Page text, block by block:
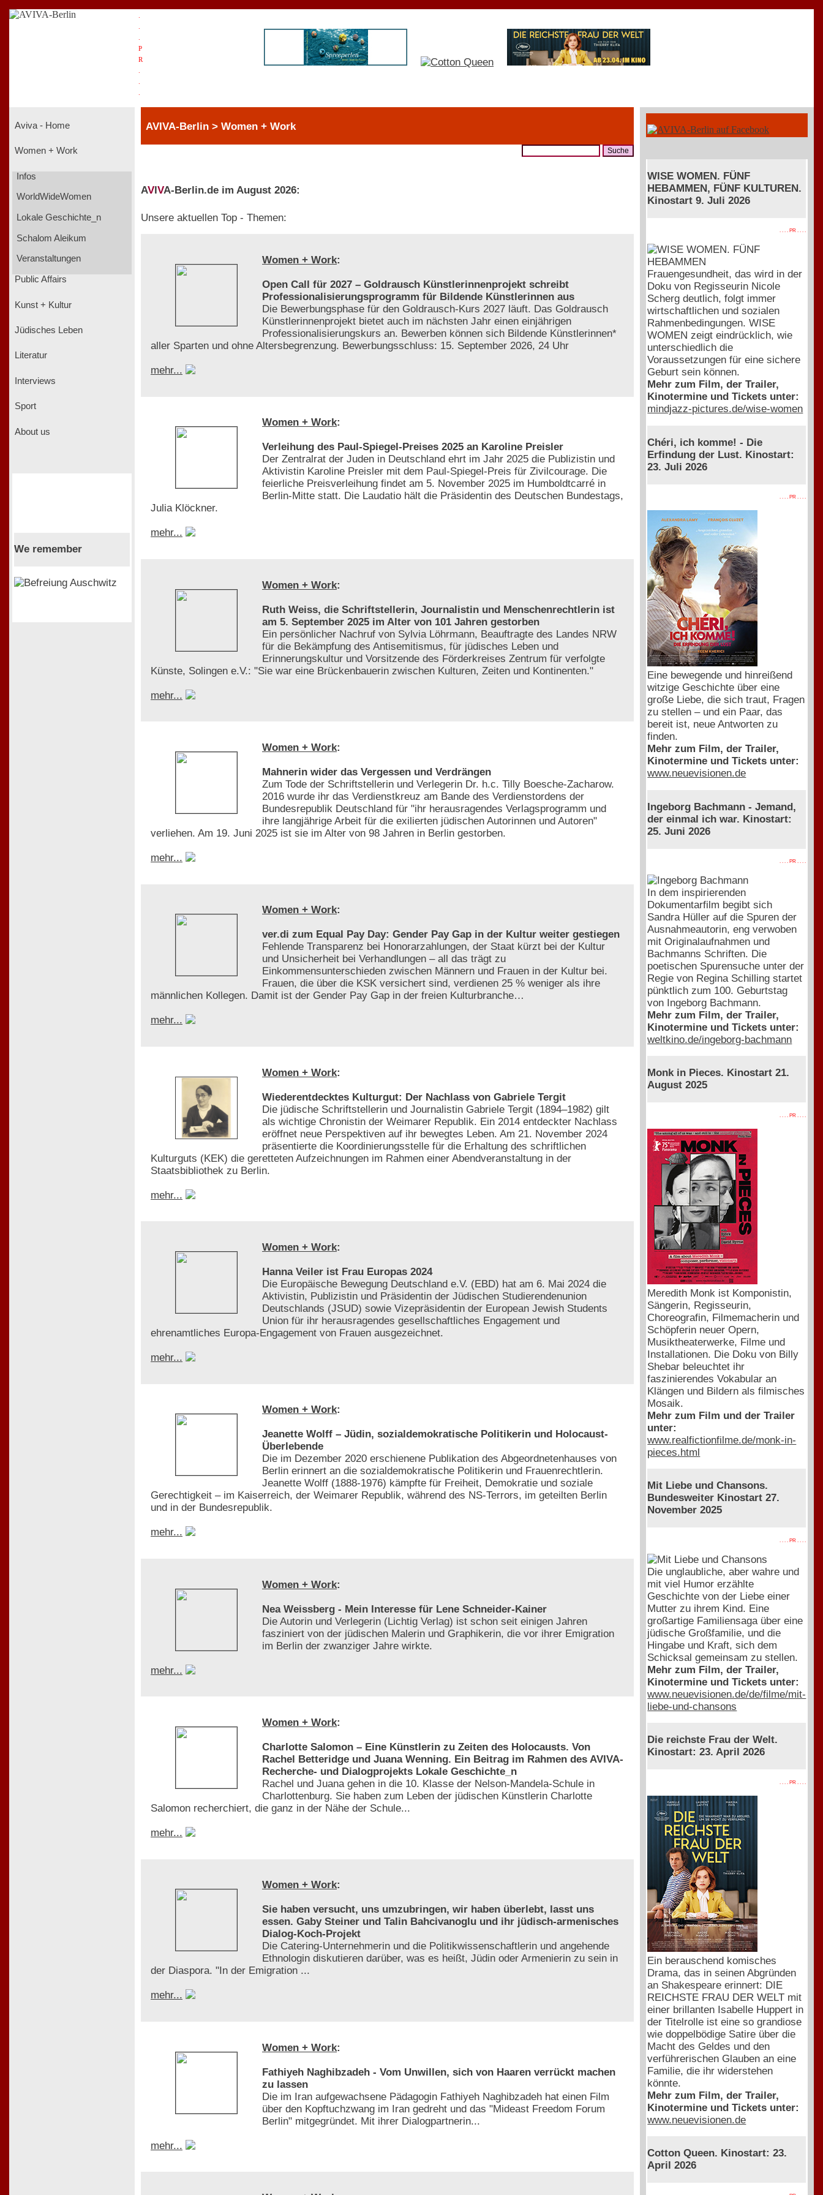
P
R
Aviva - Home
Women + Work
Infos
WorldWideWomen
Lokale Geschichte_n
Schalom Aleikum
Veranstaltungen
Public Affairs
Kunst + Kultur
Jüdisches Leben
Literatur
Interviews
Sport
About us
We remember
AVIVA-Berlin > Women + Work
AVIVA-Berlin.de im August 2026:
Unsere aktuellen Top - Themen:
Women + Work:
Open Call für 2027 – Goldrausch Künstlerinnenprojekt schreibt
Professionalisierungsprogramm für Bildende Künstlerinnen aus
Die Bewerbungsphase für den Goldrausch-Kurs 2027 läuft. Das Goldrausch
Künstlerinnenprojekt bietet auch im nächsten Jahr einen einjährigen
Professionalisierungskurs an. Bewerben können sich Bildende Künstlerinnen*
aller Sparten und ohne Altersbegrenzung. Bewerbungsschluss: 15. September 2026, 24 Uhr
mehr...
Women + Work:
Verleihung des Paul-Spiegel-Preises 2025 an Karoline Preisler
Der Zentralrat der Juden in Deutschland ehrt im Jahr 2025 die Publizistin und
Aktivistin Karoline Preisler mit dem Paul-Spiegel-Preis für Zivilcourage. Die
feierliche Preisverleihung findet am 5. November 2025 im Humboldtcarré in
Berlin-Mitte statt. Die Laudatio hält die Präsidentin des Deutschen Bundestags,
Julia Klöckner.
mehr...
Women + Work:
Ruth Weiss, die Schriftstellerin, Journalistin und Menschenrechtlerin ist
am 5. September 2025 im Alter von 101 Jahren gestorben
Ein persönlicher Nachruf von Sylvia Löhrmann, Beauftragte des Landes NRW
für die Bekämpfung des Antisemitismus, für jüdisches Leben und
Erinnerungskultur und Vorsitzende des Förderkreises Zentrum für verfolgte
Künste, Solingen e.V.: "Sie war eine Brückenbauerin zwischen Kulturen, Zeiten und Kontinenten."
mehr...
Women + Work:
Mahnerin wider das Vergessen und Verdrängen
Zum Tode der Schriftstellerin und Verlegerin Dr. h.c. Tilly Boesche-Zacharow.
2016 wurde ihr das Verdienstkreuz am Bande des Verdienstordens der
Bundesrepublik Deutschland für "ihr herausragendes Verlagsprogramm und
ihre langjährige Arbeit für die exilierten jüdischen Autorinnen und Autoren"
verliehen. Am 19. Juni 2025 ist sie im Alter von 98 Jahren in Berlin gestorben.
mehr...
Women + Work:
ver.di zum Equal Pay Day: Gender Pay Gap in der Kultur weiter gestiegen
Fehlende Transparenz bei Honorarzahlungen, der Staat kürzt bei der Kultur
und Unsicherheit bei Verhandlungen – all das trägt zu
Einkommensunterschieden zwischen Männern und Frauen in der Kultur bei.
Frauen, die über die KSK versichert sind, verdienen 25 % weniger als ihre
männlichen Kollegen. Damit ist der Gender Pay Gap in der freien Kulturbranche…
mehr...
Women + Work:
Wiederentdecktes Kulturgut: Der Nachlass von Gabriele Tergit
Die jüdische Schriftstellerin und Journalistin Gabriele Tergit (1894–1982) gilt
als wichtige Chronistin der Weimarer Republik. Ein 2014 entdeckter Nachlass
eröffnet neue Perspektiven auf ihr bewegtes Leben. Am 21. November 2024
präsentierte die Koordinierungsstelle für die Erhaltung des schriftlichen
Kulturguts (KEK) die geretteten Aufzeichnungen im Rahmen einer Abendveranstaltung in der
Staatsbibliothek zu Berlin.
mehr...
Women + Work:
Hanna Veiler ist Frau Europas 2024
Die Europäische Bewegung Deutschland e.V. (EBD) hat am 6. Mai 2024 die
Aktivistin, Publizistin und Präsidentin der Jüdischen Studierendenunion
Deutschlands (JSUD) sowie Vizepräsidentin der European Jewish Students
Union für ihr herausragendes gesellschaftliches Engagement und
ehrenamtliches Europa-Engagement von Frauen ausgezeichnet.
mehr...
Women + Work:
Jeanette Wolff – Jüdin, sozialdemokratische Politikerin und Holocaust-
Überlebende
Die im Dezember 2020 erschienene Publikation des Abgeordnetenhauses von
Berlin erinnert an die sozialdemokratische Politikerin und Frauenrechtlerin.
Jeanette Wolff (1888-1976) kämpfte für Freiheit, Demokratie und soziale
Gerechtigkeit – im Kaiserreich, der Weimarer Republik, während des NS-Terrors, im geteilten Berlin
und in der Bundesrepublik.
mehr...
Women + Work:
Nea Weissberg - Mein Interesse für Lene Schneider-Kainer
Die Autorin und Verlegerin (Lichtig Verlag) ist schon seit einigen Jahren
fasziniert von der jüdischen Malerin und Graphikerin, die vor ihrer Emigration
im Berlin der zwanziger Jahre wirkte.
mehr...
Women + Work:
Charlotte Salomon – Eine Künstlerin zu Zeiten des Holocausts. Von
Rachel Betteridge und Juana Wenning. Ein Beitrag im Rahmen des AVIVA-
Recherche- und Dialogprojekts Lokale Geschichte_n
Rachel und Juana gehen in die 10. Klasse der Nelson-Mandela-Schule in
Charlottenburg. Sie haben zum Leben der jüdischen Künstlerin Charlotte
Salomon recherchiert, die ganz in der Nähe der Schule...
mehr...
Women + Work:
Sie haben versucht, uns umzubringen, wir haben überlebt, lasst uns
essen. Gaby Steiner und Talin Bahcivanoglu und ihr jüdisch-armenisches
Dialog-Koch-Projekt
Die Catering-Unternehmerin und die Politikwissenschaftlerin und angehende
Ethnologin diskutieren darüber, was es heißt, Jüdin oder Armenierin zu sein in
der Diaspora. "In der Emigration ...
mehr...
Women + Work:
Fathiyeh Naghibzadeh - Vom Unwillen, sich von Haaren verrückt machen
zu lassen
Die im Iran aufgewachsene Pädagogin Fathiyeh Naghibzadeh hat einen Film
über den Kopftuchzwang im Iran gedreht und das "Mideast Freedom Forum
Berlin" mitgegründet. Mit ihrer Dialogpartnerin...
mehr...
WISE WOMEN. FÜNF
HEBAMMEN, FÜNF KULTUREN.
Kinostart 9. Juli 2026
. . . . PR . . . .
Frauengesundheit, das wird in der
Doku von Regisseurin Nicole
Scherg deutlich, folgt immer
wirtschaftlichen und sozialen
Rahmenbedingungen. WISE
WOMEN zeigt eindrücklich, wie
unterschiedlich die
Voraussetzungen für eine sichere
Geburt sein können.
Mehr zum Film, der Trailer,
Kinotermine und Tickets unter:
mindjazz-pictures.de/wise-women
Chéri, ich komme! - Die
Erfindung der Lust. Kinostart:
23. Juli 2026
. . . . PR . . . .
Eine bewegende und hinreißend
witzige Geschichte über eine
große Liebe, die sich traut, Fragen
zu stellen – und ein Paar, das
bereit ist, neue Antworten zu
finden.
Mehr zum Film, der Trailer,
Kinotermine und Tickets unter:
www.neuevisionen.de
Ingeborg Bachmann - Jemand,
der einmal ich war. Kinostart:
25. Juni 2026
. . . . PR . . . .
In dem inspirierenden
Dokumentarfilm begibt sich
Sandra Hüller auf die Spuren der
Ausnahmeautorin, eng verwoben
mit Originalaufnahmen und
Bachmanns Schriften. Die
poetischen Spurensuche unter der
Regie von Regina Schilling startet
pünktlich zum 100. Geburtstag
von Ingeborg Bachmann.
Mehr zum Film, der Trailer,
Kinotermine und Tickets unter:
weltkino.de/ingeborg-bachmann
Monk in Pieces. Kinostart 21.
August 2025
. . . . PR . . . .
Meredith Monk ist Komponistin,
Sängerin, Regisseurin,
Choreografin, Filmemacherin und
Schöpferin neuer Opern,
Musiktheaterwerke, Filme und
Installationen. Die Doku von Billy
Shebar beleuchtet ihr
faszinierendes Vokabular an
Klängen und Bildern als filmisches
Mosaik.
Mehr zum Film und der Trailer
unter:
www.realfictionfilme.de/monk-in-
pieces.html
Mit Liebe und Chansons.
Bundesweiter Kinostart 27.
November 2025
. . . . PR . . . .
Die unglaubliche, aber wahre und
mit viel Humor erzählte
Geschichte von der Liebe einer
Mutter zu ihrem Kind. Eine
großartige Familiensaga über eine
jüdische Großfamilie, und die
Hingabe und Kraft, sich dem
Schicksal gemeinsam zu stellen.
Mehr zum Film, der Trailer,
Kinotermine und Tickets unter:
www.neuevisionen.de/de/filme/mit-
liebe-und-chansons
Die reichste Frau der Welt.
Kinostart: 23. April 2026
. . . . PR . . . .
Ein berauschend komisches
Drama, das in seinen Abgründen
an Shakespeare erinnert: DIE
REICHSTE FRAU DER WELT mit
einer brillanten Isabelle Huppert in
der Titelrolle ist eine so grandiose
wie doppelbödige Satire über die
Macht des Geldes und den
verführerischen Glauben an eine
Familie, die ihr widerstehen
könnte.
Mehr zum Film, der Trailer,
Kinotermine und Tickets unter:
www.neuevisionen.de
Cotton Queen. Kinostart: 23.
April 2026